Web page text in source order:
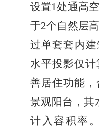
设置1处通高
于2个自然层
过单套套内建
水平投影仅
善居住功能
景观阳台，其
计入容积率